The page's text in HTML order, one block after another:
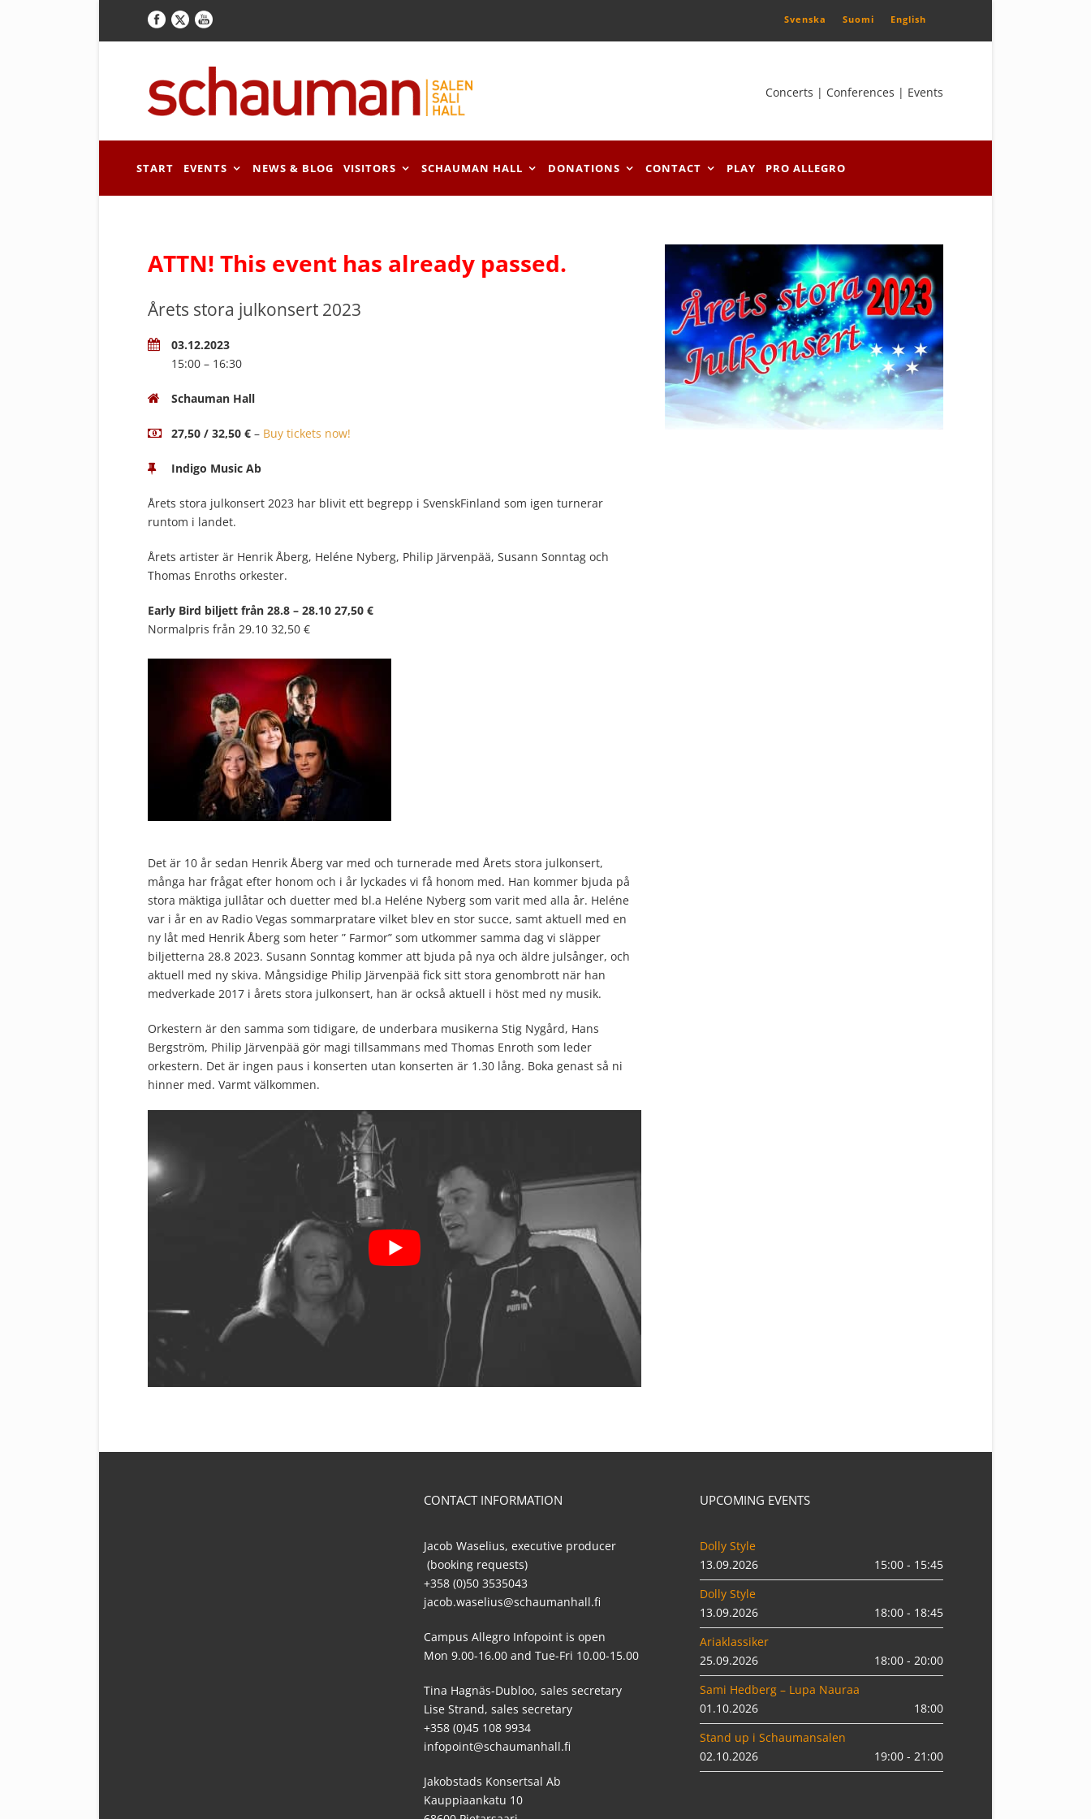
Svenska Suomi English
Concerts | Conferences | Events
START EVENTS NEWS & BLOG VISITORS SCHAUMAN HALL DONATIONS CONTACT PLAY PRO ALLEGRO
ATTN! This event has already passed.
Årets stora julkonsert 2023
03.12.2023
15:00 – 16:30
Schauman Hall
27,50 / 32,50 € – Buy tickets now!
Indigo Music Ab
Årets stora julkonsert 2023 har blivit ett begrepp i SvenskFinland som igen turnerar
runtom i landet.
Årets artister är Henrik Åberg, Heléne Nyberg, Philip Järvenpää, Susann Sonntag och
Thomas Enroths orkester.
Early Bird biljett från 28.8 – 28.10 27,50 €
Normalpris från 29.10 32,50 €
Det är 10 år sedan Henrik Åberg var med och turnerade med Årets stora julkonsert,
många har frågat efter honom och i år lyckades vi få honom med. Han kommer bjuda på
stora mäktiga jullåtar och duetter med bl.a Heléne Nyberg som varit med alla år. Heléne
var i år en av Radio Vegas sommarpratare vilket blev en stor succe, samt aktuell med en
ny låt med Henrik Åberg som heter ” Farmor” som utkommer samma dag vi släpper
biljetterna 28.8 2023. Susann Sonntag kommer att bjuda på nya och äldre julsånger, och
aktuell med ny skiva. Mångsidige Philip Järvenpää fick sitt stora genombrott när han
medverkade 2017 i årets stora julkonsert, han är också aktuell i höst med ny musik.
Orkestern är den samma som tidigare, de underbara musikerna Stig Nygård, Hans
Bergström, Philip Järvenpää gör magi tillsammans med Thomas Enroth som leder
orkestern. Det är ingen paus i konserten utan konserten är 1.30 lång. Boka genast så ni
hinner med. Varmt välkommen.
CONTACT INFORMATION
Jacob Waselius, executive producer
(booking requests)
+358 (0)50 3535043
jacob.waselius@schaumanhall.fi
Campus Allegro Infopoint is open
Mon 9.00-16.00 and Tue-Fri 10.00-15.00
Tina Hagnäs-Dubloo, sales secretary
Lise Strand, sales secretary
+358 (0)45 108 9934
infopoint@schaumanhall.fi
Jakobstads Konsertsal Ab
Kauppiaankatu 10
UPCOMING EVENTS
Dolly Style
13.09.2026
15:00 - 15:45
Dolly Style
13.09.2026
18:00 - 18:45
Ariaklassiker
25.09.2026
18:00 - 20:00
Sami Hedberg – Lupa Nauraa
01.10.2026
18:00
Stand up i Schaumansalen
02.10.2026
19:00 - 21:00